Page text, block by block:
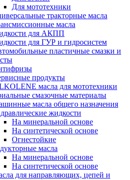
Для мототехники
тракторные масла
масла
для АКПП
для ГУР и гидросистем
пластичные смазки и
продукты
масла для мототехники
смазочные материалы
масла общего назначения
жидкости
На минеральной основе
На синтетической основе
Огнестойкие
масла
На минеральной основе
На синтетической основе
для направляющих, цепей и